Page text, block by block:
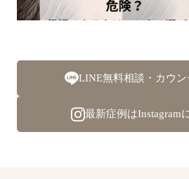
LINE無料相談・カウ
最新症例はInstagram